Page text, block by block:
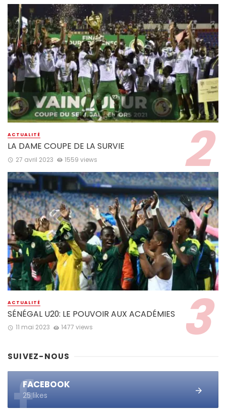
ACTUALITÉ
LA DAME COUPE DE LA SURVIE
27 avril 2023 1559 views
ACTUALITÉ
SÉNÉGAL U20: LE POUVOIR AUX ACADÉMIES
11 mai 2023 1477 views
SUIVEZ-NOUS
FACEBOOK
25 likes